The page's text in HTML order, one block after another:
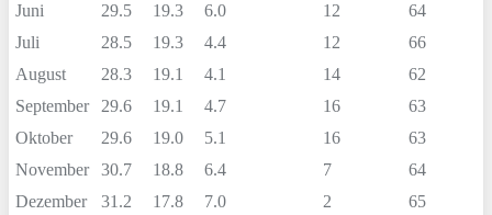
Juni
29.5 19.3 6.0 12
64
Juli
28.5 19.3 4.4 12
66
August
28.3 19.1 4.1 14
62
September
29.6 19.1 4.7 16
63
Oktober
29.6 19.0 5.1 16
63
November
30.7 18.8 6.4 7
64
Dezember
31.2 17.8 7.0 2 65